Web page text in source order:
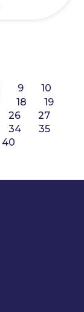
9
10
18
19
26
27
34
35
40